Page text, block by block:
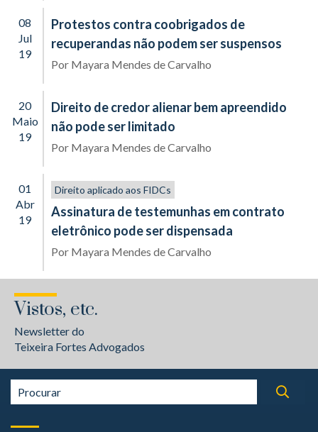
08
Jul
19
Protestos contra coobrigados de
recuperandas não podem ser suspensos
Por Mayara Mendes de Carvalho
20
Maio
19
Direito de credor alienar bem apreendido
não pode ser limitado
Por Mayara Mendes de Carvalho
01
Abr
19
Direito aplicado aos FIDCs
Assinatura de testemunhas em contrato
eletrônico pode ser dispensada
Por Mayara Mendes de Carvalho
Vistos, etc.
Newsletter do
Teixeira Fortes Advogados